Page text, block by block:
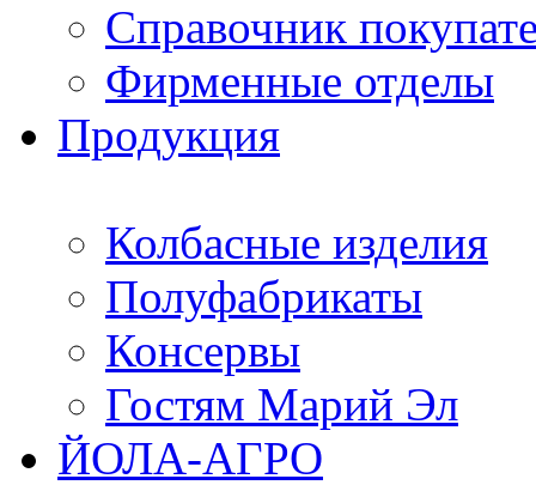
Справочник
Фирменные отделы
Продукция
Колбасные изделия
Полуфабрикаты
Консервы
Гостям Марий Эл
ЙОЛА-АГРО